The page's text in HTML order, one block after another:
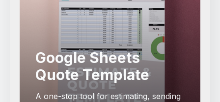
Google Sheets
Quote Template
A one-stop tool for estimating, sending